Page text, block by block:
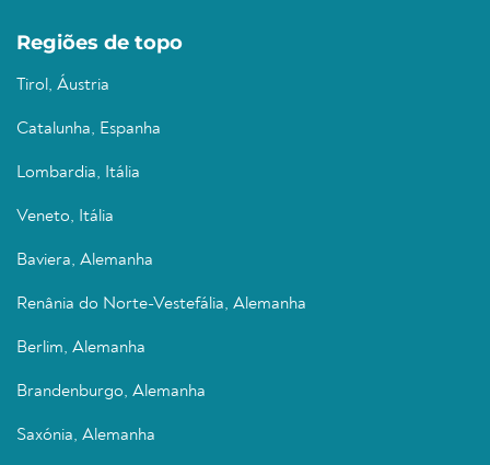
Regiões de topo
Tirol, Áustria
Catalunha, Espanha
Lombardia, Itália
Veneto, Itália
Baviera, Alemanha
Renânia do Norte-Vestefália, Alemanha
Berlim, Alemanha
Brandenburgo, Alemanha
Saxónia, Alemanha